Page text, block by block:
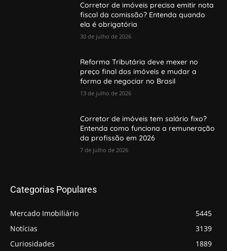
Corretor de imóveis precisa emitir nota
fiscal da comissão? Entenda quando
ela é obrigatória
30 de julho de 2026
Reforma Tributária deve mexer no
preço final dos imóveis e mudar a
forma de negociar no Brasil
13 de julho de 2026
Corretor de imóveis tem salário fixo?
Entenda como funciona a remuneração
da profissão em 2026
7 de julho de 2026
Categorias Populares
Mercado Imobiliário
5445
Notícias
3139
Curiosidades
1889